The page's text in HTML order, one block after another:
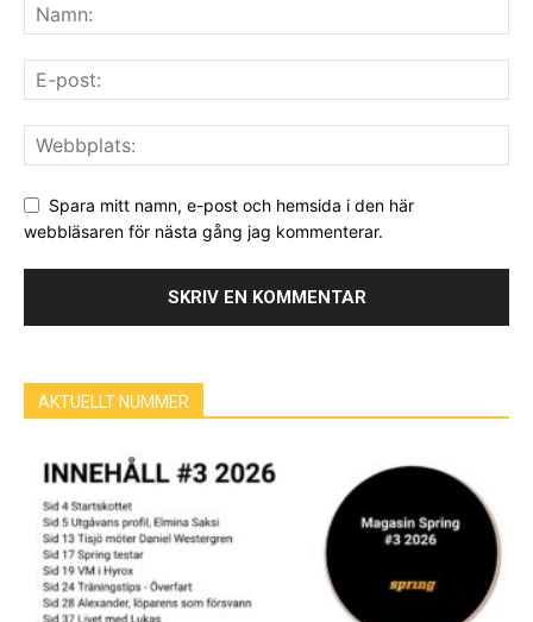
Spara mitt namn, e-post och hemsida i den här
webbläsaren för nästa gång jag kommenterar.
AKTUELLT NUMMER